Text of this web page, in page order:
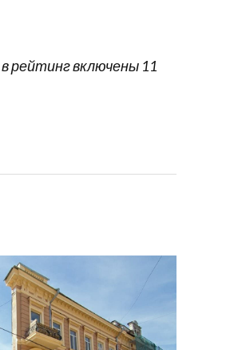
рейтинг включены 11